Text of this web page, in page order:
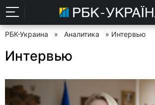
РБК-Украина » Аналитика » Интервью
Интервью